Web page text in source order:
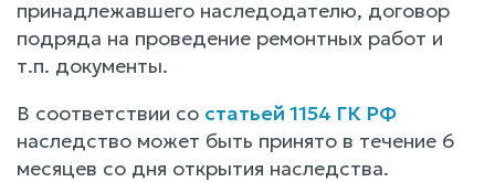
принадлежавшего наследодателю, договор
подряда на проведение ремонтных работ и
т.п. документы.
В соответствии со статьей 1154 ГК РФ
наследство может быть принято в течение 6
месяцев со дня открытия наследства.